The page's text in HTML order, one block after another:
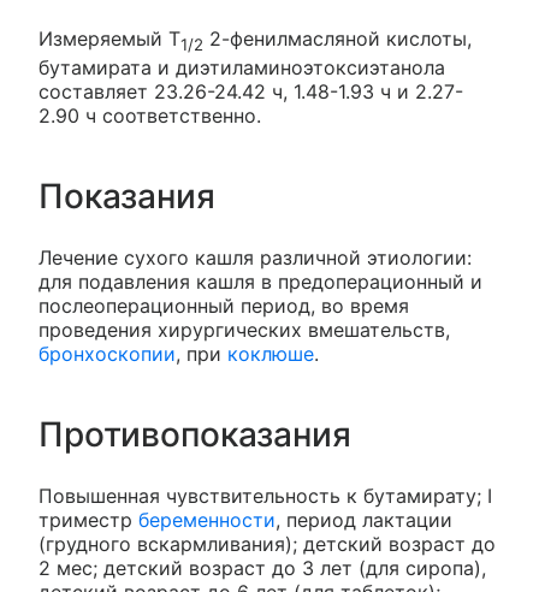
Измеряемый Т1/2 2-фенилмасляной кислоты,
бутамирата и диэтиламиноэтоксиэтанола
составляет 23.26-24.42 ч, 1.48-1.93 ч и 2.27-
2.90 ч соответственно.
Показания
Лечение сухого кашля различной этиологии:
для подавления кашля в предоперационный и
послеоперационный период, во время
проведения хирургических вмешательств,
бронхоскопии, при коклюше.
Противопоказания
Повышенная чувствительность к бутамирату; I
триместр беременности, период лактации
(грудного вскармливания); детский возраст до
2 мес; детский возраст до 3 лет (для сиропа),